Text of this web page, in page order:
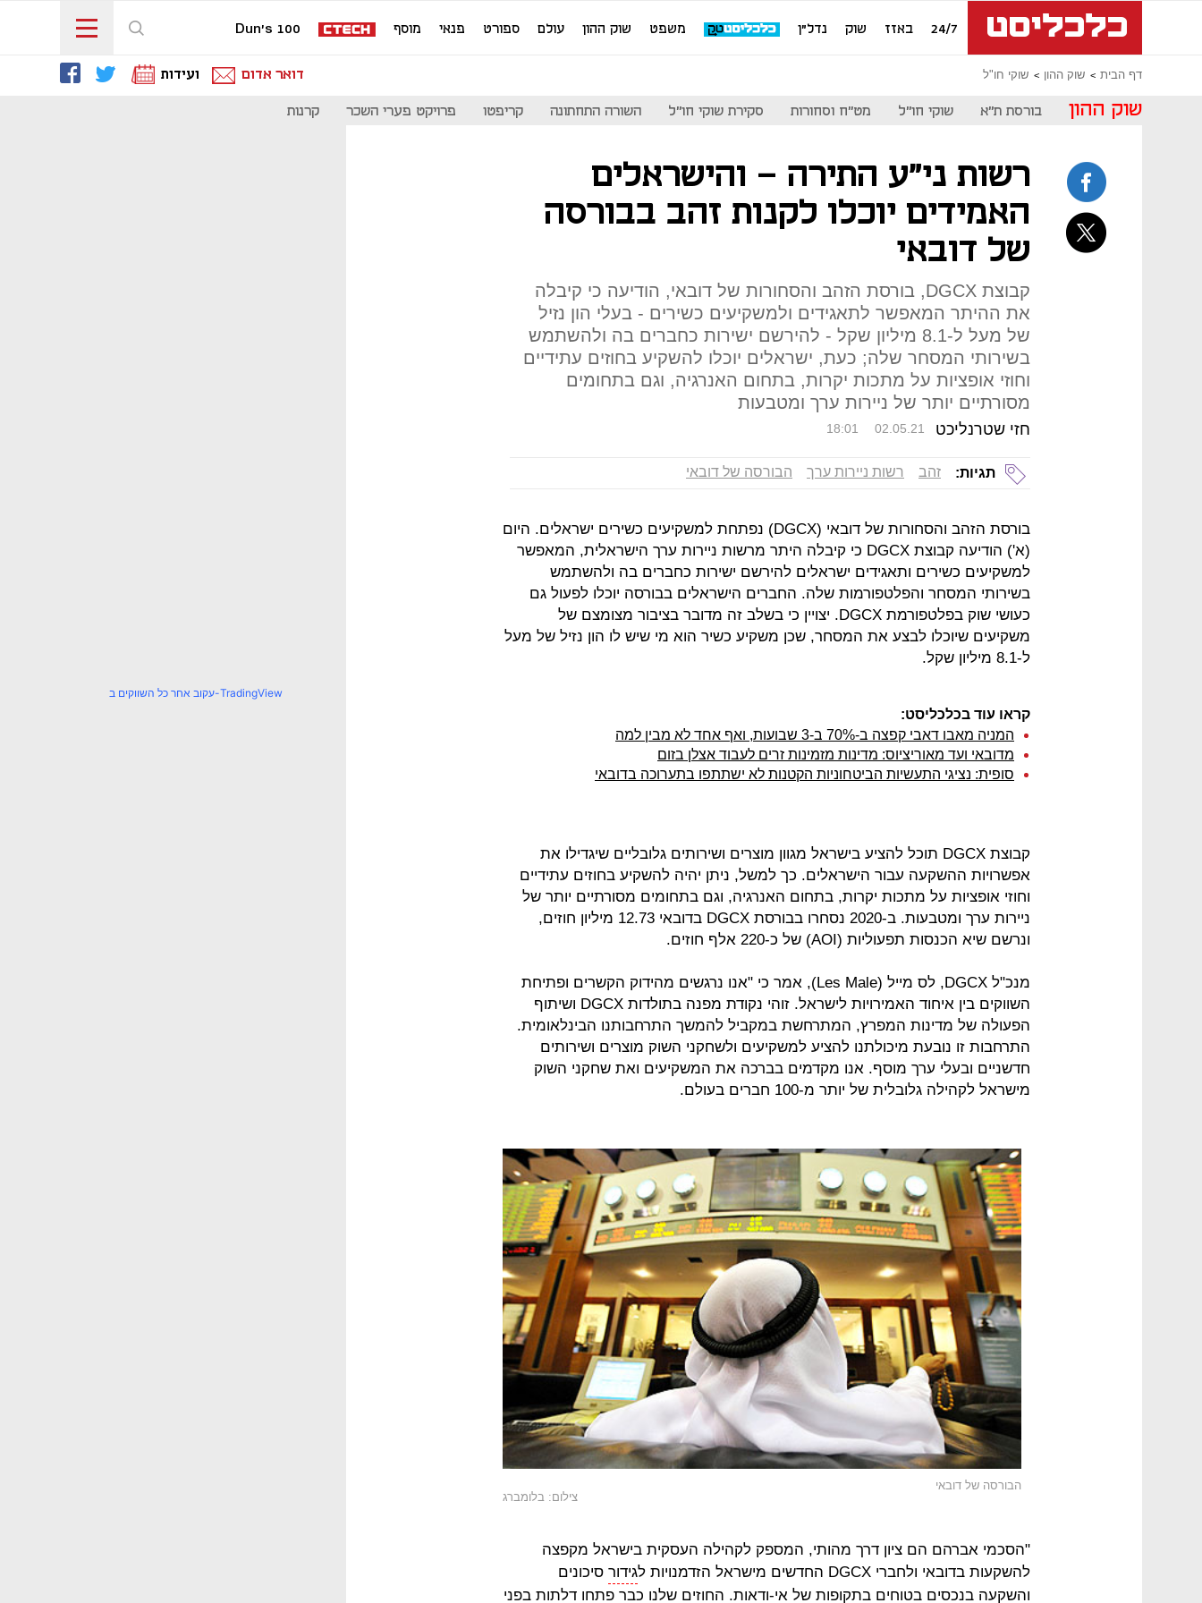
24/7 באזז שוק נדל"ן משפט שוק ההון עולם ספורט פנאי מוסף Dun's 100
דף הבית שוק ההון שוקי חו"ל דואר אדום ועידות
שוק ההון בורסת ת"א שוקי חו"ל מט"ח וסחורות סקירת שוקי חו"ל השורה התחתונה קריפטו פרויקט פערי השכר קרנות
רשות ני"ע התירה - והישראלים
האמידים יוכלו לקנות זהב בבורסה
של דובאי
קבוצת DGCX, בורסת הזהב והסחורות של דובאי, הודיעה כי קיבלה
את ההיתר המאפשר לתאגידים ולמשקיעים כשירים - בעלי הון נזיל
של מעל ל-8.1 מיליון שקל - להירשם ישירות כחברים בה ולהשתמש
בשירותי המסחר שלה; כעת, ישראלים יוכלו להשקיע בחוזים עתידיים
וחוזי אופציות על מתכות יקרות, בתחום האנרגיה, וגם בתחומים
מסורתיים יותר של ניירות ערך ומטבעות
חזי שטרנליכט 18:01 02.05.21
תגיות: זהב רשות ניירות ערך הבורסה של דובאי
בורסת הזהב והסחורות של דובאי (DGCX) נפתחת למשקיעים כשירים ישראלים. היום
(א') הודיעה קבוצת DGCX כי קיבלה היתר מרשות ניירות ערך הישראלית, המאפשר
למשקיעים כשירים ותאגידים ישראלים להירשם ישירות כחברים בה ולהשתמש
בשירותי המסחר והפלטפורמות שלה. החברים הישראלים בבורסה יוכלו לפעול גם
כעושי שוק בפלטפורמת DGCX. יצויין כי בשלב זה מדובר בציבור מצומצם של
משקיעים שיוכלו לבצע את המסחר, שכן משקיע כשיר הוא מי שיש לו הון נזיל של מעל
ל-8.1 מיליון שקל.
קראו עוד בכלכליסט:
המניה מאבו דאבי קפצה ב-70% ב-3 שבועות, ואף אחד לא מבין למה
מדובאי ועד מאוריציוס: מדינות מזמינות זרים לעבוד אצלן בזום
סופית: נציגי התעשיות הביטחוניות הקטנות לא ישתתפו בתערוכה בדובאי
קבוצת DGCX תוכל להציע בישראל מגוון מוצרים ושירותים גלובליים שיגדילו את
אפשרויות ההשקעה עבור הישראלים. כך למשל, ניתן יהיה להשקיע בחוזים עתידיים
וחוזי אופציות על מתכות יקרות, בתחום האנרגיה, וגם בתחומים מסורתיים יותר של
ניירות ערך ומטבעות. ב-2020 נסחרו בבורסת DGCX בדובאי 12.73 מיליון חוזים,
ונרשם שיא הכנסות תפעוליות (AOI) של כ-220 אלף חוזים.
מנכ"ל DGCX, לס מייל (Les Male), אמר כי "אנו נרגשים מהידוק הקשרים ופתיחת
השווקים בין איחוד האמירויות לישראל. זוהי נקודת מפנה בתולדות DGCX ושיתוף
הפעולה של מדינות המפרץ, המתרחשת במקביל להמשך התרחבותנו הבינלאומית.
התרחבות זו נובעת מיכולתנו להציע למשקיעים ולשחקני השוק מוצרים ושירותים
חדשניים ובעלי ערך מוסף. אנו מקדמים בברכה את המשקיעים ואת שחקני השוק
מישראל לקהילה גלובלית של יותר מ-100 חברים בעולם.
הבורסה של דובאי
צילום: בלומברג
"הסכמי אברהם הם ציון דרך מהותי, המספק לקהילה העסקית בישראל מקפצה
להשקעות בדובאי ולחברי DGCX החדשים מישראל הזדמנויות ל
גידור סיכונים
והשקעה בנכסים בטוחים בתקופות של אי-ודאות. החוזים שלנו כבר פתחו דלתות בפני
עקוב אחר כל השווקים ב-TradingView